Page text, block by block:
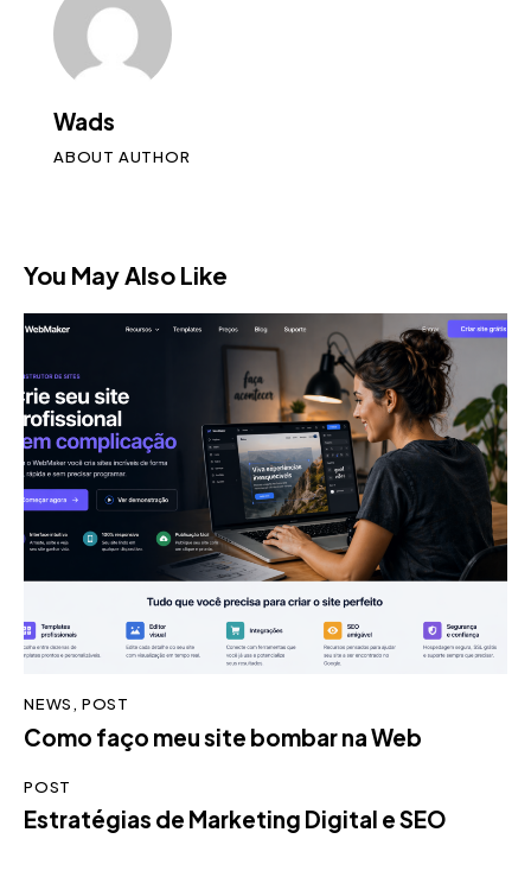
Wads
ABOUT AUTHOR
You May Also Like
NEWS , POST
Como faço meu site bombar na Web
POST
Estratégias de Marketing Digital e SEO